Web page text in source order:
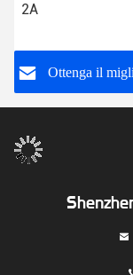
2A
Ottenga il